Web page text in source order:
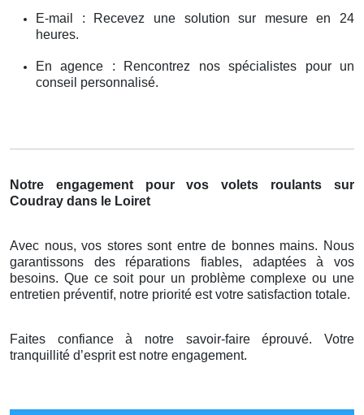
E-mail : Recevez une solution sur mesure en 24
heures.
En agence : Rencontrez nos spécialistes pour un
conseil personnalisé.
Notre engagement pour vos volets roulants sur
Coudray dans le Loiret
Avec nous, vos stores sont entre de bonnes mains. Nous
garantissons des réparations fiables, adaptées à vos
besoins. Que ce soit pour un problème complexe ou une
entretien préventif, notre priorité est votre satisfaction totale.
Faites confiance à notre savoir-faire éprouvé. Votre
tranquillité d’esprit est notre engagement.